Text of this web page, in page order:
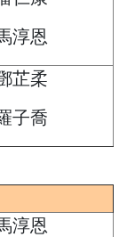
淳恩
芷柔
子喬
淳恩